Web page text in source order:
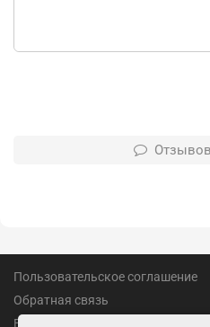
Пользовательское соглашение
Обратная связь
Вакансии